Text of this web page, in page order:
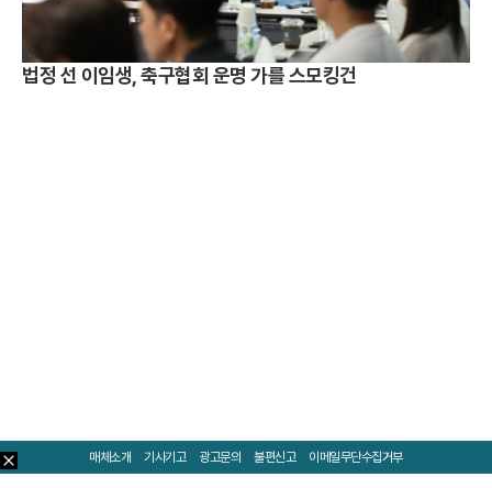
법정 선 이임생, 축구협회 운명 가를 스모킹건
매체소개 기사기고 광고문의 불편신고 이메일무단수집거부